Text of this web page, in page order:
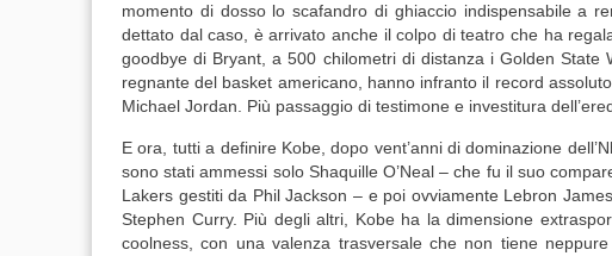
momento di dosso lo scafandro di ghiaccio indispensabile a
dettato dal caso, è arrivato anche il colpo di teatro che ha
goodbye di Bryant, a 500 chilometri di distanza i Golden State
regnante del basket americano, hanno infranto il record
Michael Jordan. Più passaggio di testimone e investitura
E ora, tutti a definire Kobe, dopo vent’anni di dominazione
sono stati ammessi solo Shaquille O’Neal – che fu il suo
Lakers gestiti da Phil Jackson – e poi ovviamente Lebron
Stephen Curry. Più degli altri, Kobe ha la dimensione
coolness, con una valenza trasversale che non tiene